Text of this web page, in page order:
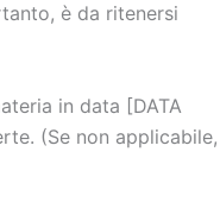
è da ritenersi
in data [DATA
(Se non applicabile,